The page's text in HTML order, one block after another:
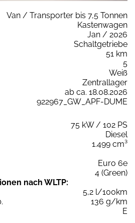
Van / Transporter bis 7,5 Tonnen
Kastenwagen
Jan / 2026
Schaltgetriebe
51 km
5
Weiß
Zentrallager
ab ca. 18.08.2026
922967_GW_APF-DUME
75 kW / 102 PS
Diesel
1.499 cm³
Euro 6e
4 (Green)
nach WLTP:
5,2 l/100km
136 g/km
E